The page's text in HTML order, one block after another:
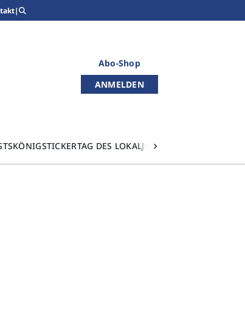
|
Abo-Shop
ANMELDEN
KÖNIGSTICKERTAG DES LOKALJOURNALISMUS